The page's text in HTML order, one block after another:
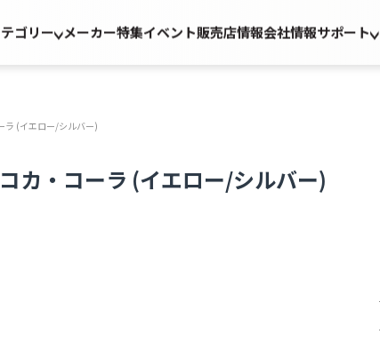
ゴリー メーカー特集イベント販売店情報会社情報サポート
ラ (イエロー/シルバー)
カ・コーラ (イエロー/シルバー)